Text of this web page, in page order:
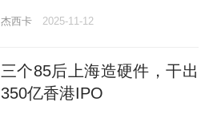
均能卖4800台
杰西卡 2025-11-12
三个85后上海造硬件，干出
350亿香港IPO